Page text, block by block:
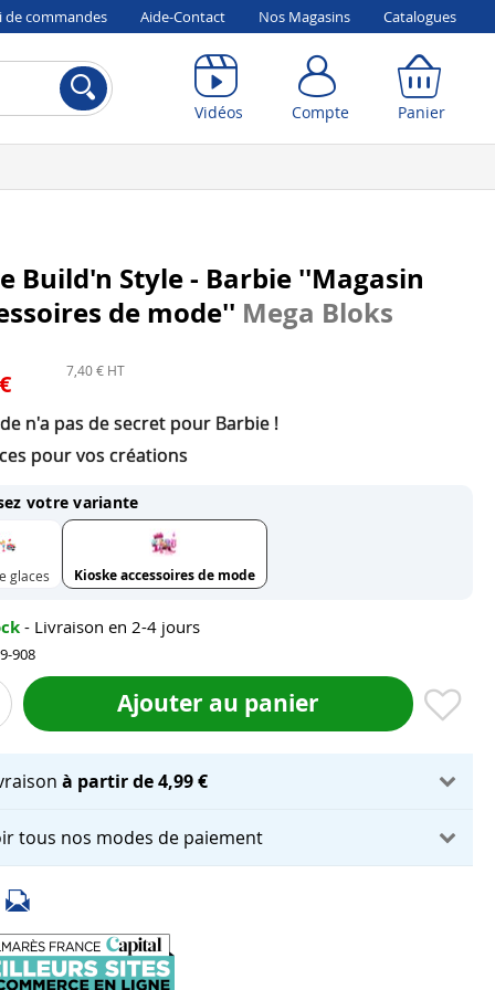
de commandes Aide-Contact Nos Magasins Catalogues
Vidéos Compte Panier
Build'n Style - Barbie ''Magasin
de mode'' Mega Bloks
7,40 € HT
n'a pas de secret pour Barbie !
pour vos créations
votre variante
glaces Kioske accessoires de mode
- Livraison en 2-4 jours
908
Ajouter au panier
à partir de 4,99 €
tous nos modes de paiement
Compte Panier